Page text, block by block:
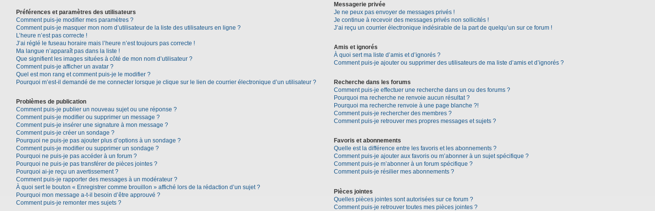
Préférences et paramètres des utilisateurs
Comment puis-je modifier mes paramètres ?
Comment puis-je masquer mon nom d’utilisateur de la liste des utilisateurs en ligne ?
L’heure n’est pas correcte !
J’ai réglé le fuseau horaire mais l’heure n’est toujours pas correcte !
Ma langue n’apparaît pas dans la liste !
Que signifient les images situées à côté de mon nom d’utilisateur ?
Comment puis-je afficher un avatar ?
Quel est mon rang et comment puis-je le modifier ?
Pourquoi m’est-il demandé de me connecter lorsque je clique sur le lien de courrier électronique d’un utilisateur ?
Problèmes de publication
Comment puis-je publier un nouveau sujet ou une réponse ?
Comment puis-je modifier ou supprimer un message ?
Comment puis-je insérer une signature à mon message ?
Comment puis-je créer un sondage ?
Pourquoi ne puis-je pas ajouter plus d’options à un sondage ?
Comment puis-je modifier ou supprimer un sondage ?
Pourquoi ne puis-je pas accéder à un forum ?
Pourquoi ne puis-je pas transférer de pièces jointes ?
Pourquoi ai-je reçu un avertissement ?
Comment puis-je rapporter des messages à un modérateur ?
À quoi sert le bouton « Enregistrer comme brouillon » affiché lors de la rédaction d’un sujet ?
Pourquoi mon message a-t-il besoin d’être approuvé ?
Comment puis-je remonter mes sujets ?
Messagerie privée
Je ne peux pas envoyer de messages privés !
Je continue à recevoir des messages privés non sollicités !
J’ai reçu un courrier électronique indésirable de la part de quelqu’un sur ce forum !
Amis et ignorés
À quoi sert ma liste d’amis et d’ignorés ?
Comment puis-je ajouter ou supprimer des utilisateurs de ma liste d’amis et d’ignorés ?
Recherche dans les forums
Comment puis-je effectuer une recherche dans un ou des forums ?
Pourquoi ma recherche ne renvoie aucun résultat ?
Pourquoi ma recherche renvoie à une page blanche ?!
Comment puis-je rechercher des membres ?
Comment puis-je retrouver mes propres messages et sujets ?
Favoris et abonnements
Quelle est la différence entre les favoris et les abonnements ?
Comment puis-je ajouter aux favoris ou m’abonner à un sujet spécifique ?
Comment puis-je m’abonner à un forum spécifique ?
Comment puis-je résilier mes abonnements ?
Pièces jointes
Quelles pièces jointes sont autorisées sur ce forum ?
Comment puis-je retrouver toutes mes pièces jointes ?